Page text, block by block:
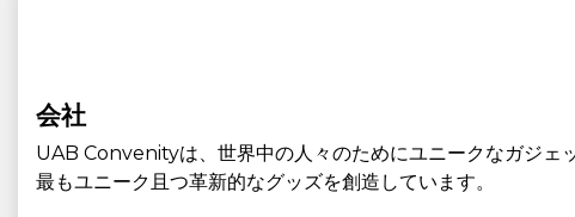
会社
UAB Convenityは、世界中の人々のためにユニークなガジェ
最もユニーク且つ革新的なグッズを創造しています。